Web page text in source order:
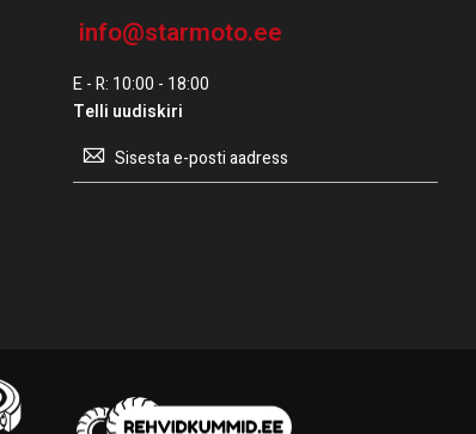
info@starmoto.ee
E - R: 10:00 - 18:00
Telli uudiskiri
Telli
uudiskiri: